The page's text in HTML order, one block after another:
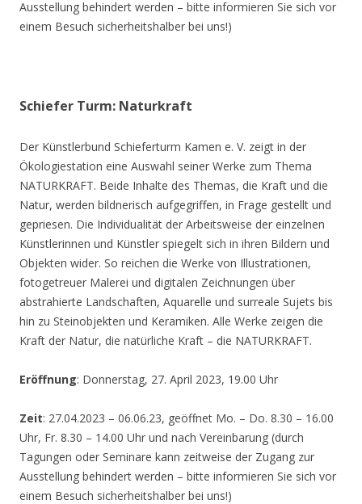
Ausstellung behindert werden – bitte informieren Sie sich vor
einem Besuch sicherheitshalber bei uns!)
Schiefer Turm: Naturkraft
Der Künstlerbund Schieferturm Kamen e. V. zeigt in der
Ökologiestation eine Auswahl seiner Werke zum Thema
NATURKRAFT. Beide Inhalte des Themas, die Kraft und die
Natur, werden bildnerisch aufgegriffen, in Frage gestellt und
gepriesen. Die Individualität der Arbeitsweise der einzelnen
Künstlerinnen und Künstler spiegelt sich in ihren Bildern und
Objekten wider. So reichen die Werke von Illustrationen,
fotogetreuer Malerei und digitalen Zeichnungen über
abstrahierte Landschaften, Aquarelle und surreale Sujets bis
hin zu Steinobjekten und Keramiken. Alle Werke zeigen die
Kraft der Natur, die natürliche Kraft – die NATURKRAFT.
Eröffnung: Donnerstag, 27. April 2023, 19.00 Uhr
Zeit: 27.04.2023 – 06.06.23, geöffnet Mo. – Do. 8.30 – 16.00
Uhr, Fr. 8.30 – 14.00 Uhr und nach Vereinbarung (durch
Tagungen oder Seminare kann zeitweise der Zugang zur
Ausstellung behindert werden – bitte informieren Sie sich vor
einem Besuch sicherheitshalber bei uns!)